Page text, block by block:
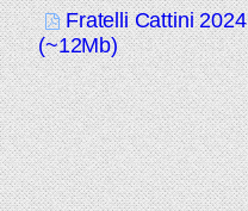
Fratelli Cattini 2024
(~12Mb)